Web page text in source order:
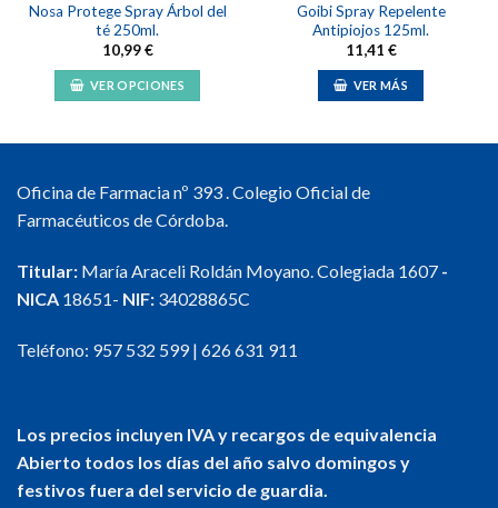
Nosa Protege Spray Árbol del
té 250ml.
10,99€
VER OPCIONES
variantes.
Las
se
pueden
en
producto
Goibi Spray Repelente
Antipiojos 125ml.
11,41 €
VER MÁS
Oficina de Farmacia nº 393 . Colegio Oficial de
Farmacéuticos de Córdoba.
Titular: María Araceli Roldán Moyano. Colegiada 1607 -
NICA 18651- NIF: 34028865C
Teléfono: 957 532 599| 626 631 911
Los precios incluyen IVA y recargos de equivalencia
Abierto todos los días del año salvo domingos y
festivos fuera del servicio de guardia.